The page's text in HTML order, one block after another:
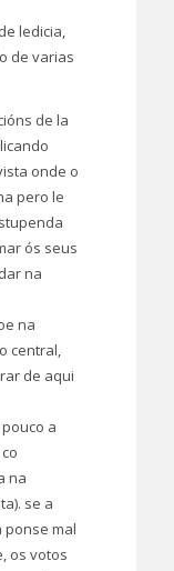
ledicia,
de varias
de la
onde o
pero le
ós seus
na
na
central,
de aqui
a
na
se a
ponse mal
os votos